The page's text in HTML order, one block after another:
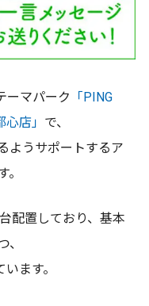
ーマパーク
「PING
店」 で、
ようサポートするア
配置しており、基本
ます。